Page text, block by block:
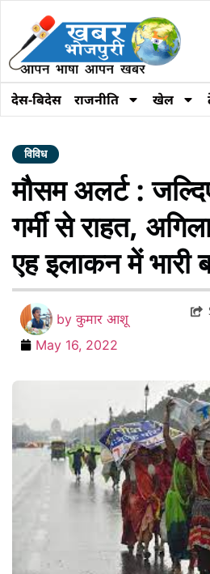
देस-बिदेस राजनीति खेल
विविध
मौसम अलर्ट :
गर्मी से राहत,
एह इलाकन में भारी
by कुमार आशू
May 16, 2022